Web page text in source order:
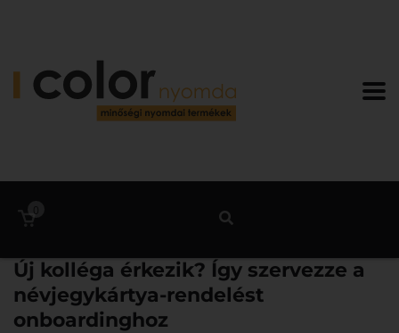
0
Új kolléga érkezik? Így szervezze a
névjegykártya-rendelést
onboardinghoz